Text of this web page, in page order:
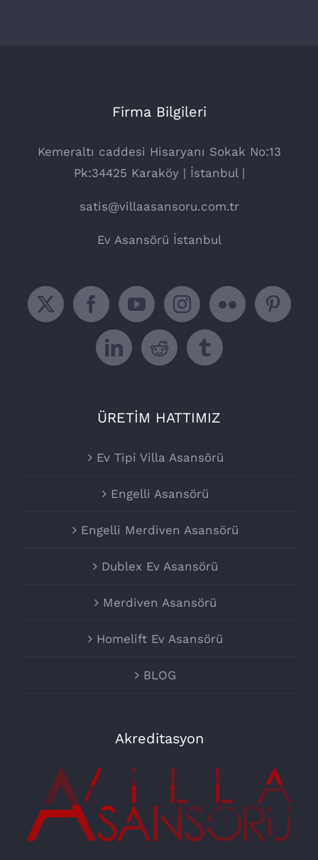
Firma Bilgileri
Kemeraltı caddesi Hisaryanı Sokak No:13
Pk:34425 Karaköy | İstanbul |
satis@villaasansoru.com.tr
Ev Asansörü İstanbul
ÜRETİM HATTIMIZ
Ev Tipi Villa Asansörü
Engelli Asansörü
Engelli Merdiven Asansörü
Dublex Ev Asansörü
Merdiven Asansörü
Homelift Ev Asansörü
BLOG
Akreditasyon